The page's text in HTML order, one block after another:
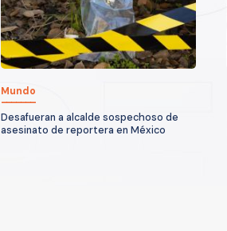
Mundo
Desafueran a alcalde sospechoso de
asesinato de reportera en México